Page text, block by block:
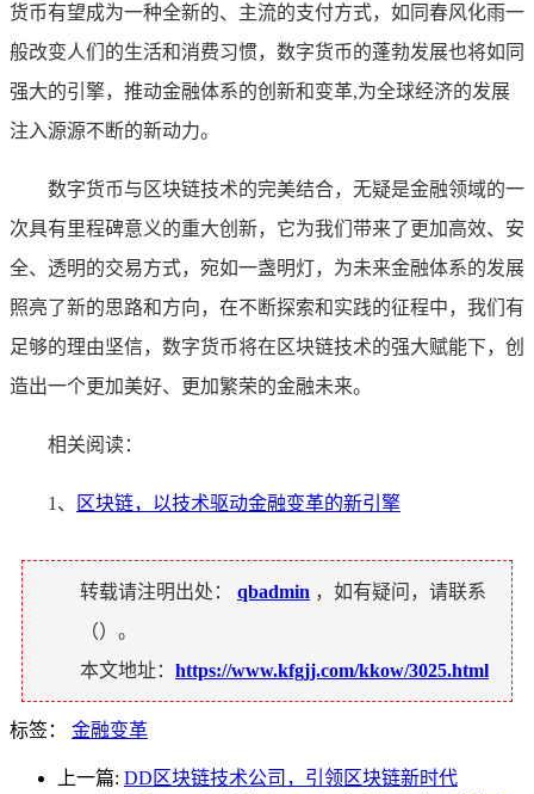
货币有望成为一种全新的、主流的支付方式，如同春风化雨一
般改变人们的生活和消费习惯，数字货币的蓬勃发展也将如同
强大的引擎，推动金融体系的创新和变革,为全球经济的发展
注入源源不断的新动力。
数字货币与区块链技术的完美结合，无疑是金融领域的一
次具有里程碑意义的重大创新，它为我们带来了更加高效、安
全、透明的交易方式，宛如一盏明灯，为未来金融体系的发展
照亮了新的思路和方向，在不断探索和实践的征程中，我们有
足够的理由坚信，数字货币将在区块链技术的强大赋能下，创
造出一个更加美好、更加繁荣的金融未来。
相关阅读：
1、 区块链，以技术驱动金融变革的新引擎
转载请注明出处： qbadmin ，如有疑问，请联系
（）。
本文地址： https://www.kfgjj.com/kkow/3025.html
标签： 金融变革
上一篇: DD区块链技术公司，引领区块链新时代